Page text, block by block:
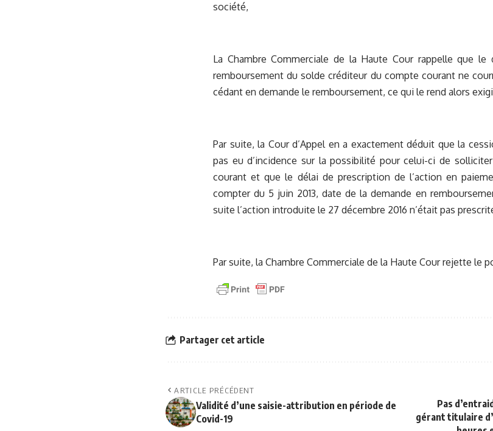
société,
La Chambre Commerciale de la Haute Cour rappelle que
remboursement du solde créditeur du compte courant ne
cédant en demande le remboursement, ce qui le rend alors
Par suite, la Cour d’Appel en a exactement déduit que la
pas eu d’incidence sur la possibilité pour celui-ci de
courant et que le délai de prescription de l’action en
compter du 5 juin 2013, date de la demande en
suite l’action introduite le 27 décembre 2016 n’était pas
Par suite, la Chambre Commerciale de la Haute Cour rejette le
Partager cet article
ARTICLE PRÉCÉDENT
Validité d’une saisie-attribution en période de
Covid-19
Pas
gérant titulaire